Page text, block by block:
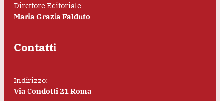
Direttore Editoriale:
Maria Grazia Falduto
Contatti
Indirizzo:
Via Condotti 21 Roma